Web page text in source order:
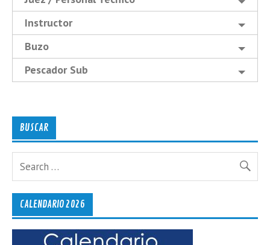
Instructor
Buzo
Pescador Sub
BUSCAR
CALENDARIO 2026